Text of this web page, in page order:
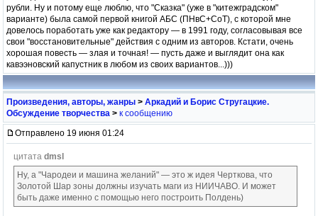
рубли. Ну и потому еще люблю, что "Сказка" (уже в "китежградском"
варианте) была самой первой книгой АБС (ПНвС+СоТ), с которой мне
довелось поработать уже как редактору — в 1991 году, согласовывая все
свои "восстановительные" действия с одним из авторов. Кстати, очень
хорошая повесть — злая и точная! — пусть даже и выглядит она как
кавээновский капустник в любом из своих вариантов...)))
Произведения, авторы, жанры > Аркадий и Борис Стругацкие.
Обсуждение творчества > к сообщению
Отправлено 19 июня 01:24
цитата dmsl
Ну, а "Чародеи и машина желаний" — это ж идея Черткова, что
Золотой Шар зоны должны изучать маги из НИИЧАВО. И может
быть даже именно с помощью него построить Полдень)